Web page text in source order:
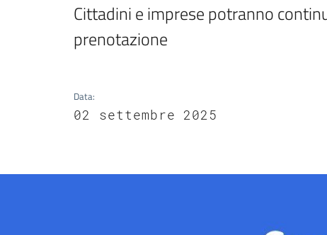
Cittadini e imprese potranno
prenotazione
Data:
02 settembre 2025